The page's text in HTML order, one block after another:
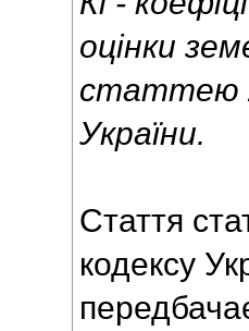
оцінки
статтею
України.
Стаття
кодексу